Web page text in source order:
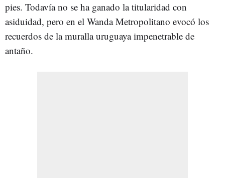
pies. Todavía no se ha ganado la titularidad con
asiduidad, pero en el Wanda Metropolitano evocó los
recuerdos de la muralla uruguaya impenetrable de
antaño.